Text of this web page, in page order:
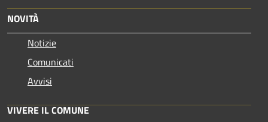
NOVITÀ
Notizie
Comunicati
Avvisi
VIVERE IL COMUNE